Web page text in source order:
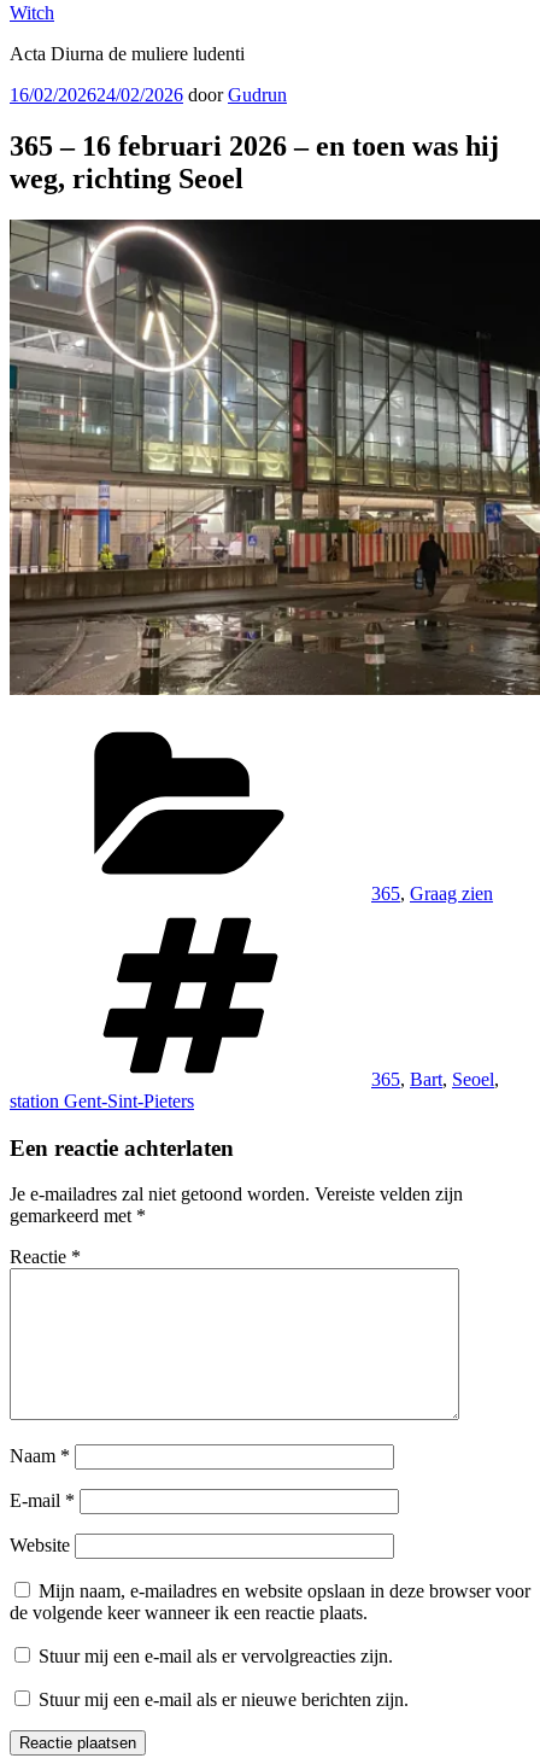
Witch
Acta Diurna de muliere ludenti
Geplaatst
16/02/202624/02/2026 doorGudrun
365 – 16 februari 2026 – en toen was hij
weg, richting Seoel
365, Graag zien
365, Bart, Seoel,
station Gent-Sint-Pieters
Een reactie achterlaten
Je e-mailadres zal niet getoond worden. Vereiste velden zijn
gemarkeerd met *
Reactie *
Naam *
E-mail *
Website
Mijn naam, e-mailadres en website opslaan in deze browser voor
de volgende keer wanneer ik een reactie plaats.
Stuur mij een e-mail als er vervolgreacties zijn.
Stuur mij een e-mail als er nieuwe berichten zijn.